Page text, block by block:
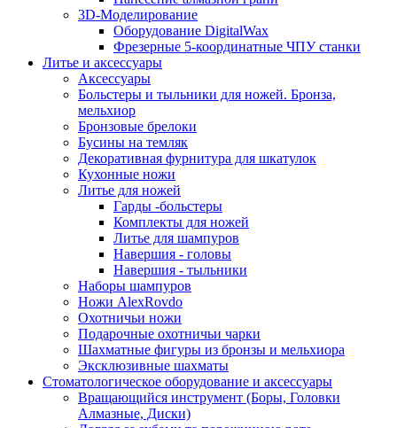
3D-Моделирование
Оборудование DigitalWax
Фрезерные 5-координатные ЧПУ станки
Литье и аксессуары
Аксессуары
Больстеры и тыльники для ножей. Бронза,
мельхиор
Бронзовые брелоки
Бусины на темляк
Декоративная фурнитура для шкатулок
Кухонные ножи
Литье для ножей
Гарды -больстеры
Комплекты для ножей
Литье для шампуров
Навершия - головы
Навершия - тыльники
Наборы шампуров
Ножи AlexRovdo
Охотничьи ножи
Подарочные охотничьи чарки
Шахматные фигуры из бронзы и мельхиора
Эксклюзивные шахматы
Стоматологическое оборудование и аксессуары
Вращающийся инструмент (Боры, Головки
Алмазные, Диски)